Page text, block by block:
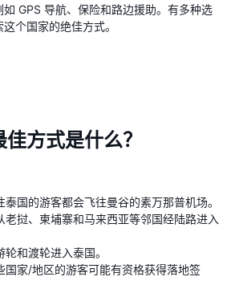
GPS 导航、保险和路边援助。有多种选
个国家的绝佳方式。
方式是什么？
国的游客都会飞往曼谷的素万那普机场。
老挝、柬埔寨和马来西亚等邻国经陆路进入
和渡轮进入泰国。
国家/地区的游客可能有资格获得落地签